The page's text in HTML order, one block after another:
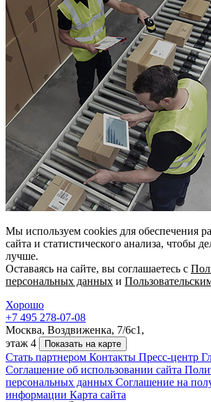
Мы используем cookies для обеспечения
сайта и статистического анализа, чтобы
лучше.
Оставаясь на сайте, вы соглашаетесь с
персональных данных и
Хорошо
+7 495 278-07-08
Москва, Воздвиженка, 7/6с1,
этаж 4
Показать на карте
Стать партнером Контакты Пресс-центр
Соглашение об использовании сайта
персональных данных Соглашение на
информации Карта сайта